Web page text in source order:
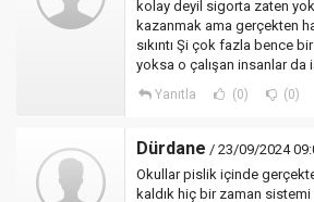
kolay deyil sigorta zaten
kazanmak ama gerçekten
sıkıntı Şi çok fazla bence
yoksa o çalışan insanlar
Yanıtla (0) (0)
Dürdane / 23/09/2024
Okullar pislik içinde
kaldık hiç bir zaman sistemi